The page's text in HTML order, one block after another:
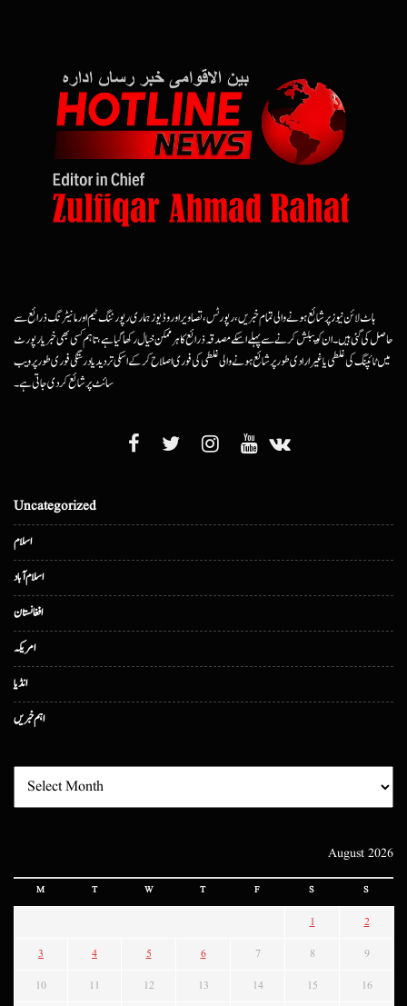
ہاٹ لائن نیوز پر شائع ہونے والی تمام خبریں، رپورٹس، تصاویر اور وڈیوز ہماری رپورٹنگ ٹیم اور مانیٹرنگ ذرائع سے
حاصل کی گئی ہیں۔ ان کو پبلش کرنے سے پہلے اسکے مصدقہ ذرائع کا ہرممکن خیال رکھا گیا ہے، تاہم کسی بھی خبر یا رپورٹ
میں ٹائپنگ کی غلطی یا غیرارادی طور پر شائع ہونے والی غلطی کی فوری اصلاح کرکے اسکی تردید یا درستگی فوری طور پر ویب
سائٹ پر شائع کردی جاتی ہے۔
Uncategorized
اسلام
اسلام آباد
افغانستان
امریکہ
انڈیا
اہم خبریں
August 2026
M T W T F S S
1 2
3 4 5 6 7 8 9
10 11 12 13 14 15 16